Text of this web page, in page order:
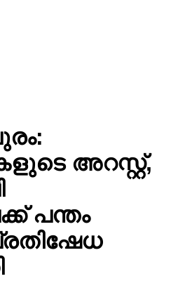
അറസ്റ്റ്,
പന്തം